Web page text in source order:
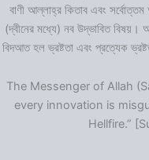
বাণী আল্লাহ্‌র কিতাব এবং
(দ্বীনের মধ্যে) নব উদ্ভাবিত
বিদআত হল ভ্রষ্টতা এবং প্রত্যেক
The Messenger of Allah
every innovation is
Hellfire.”